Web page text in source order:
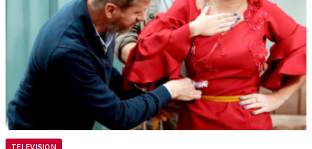
TELEVISION